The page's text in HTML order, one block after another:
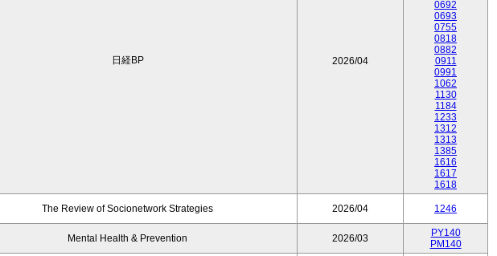
日経BP 2026/04
0692
0693
0755
0818
0882
0911
0991
1062
1130
1184
1233
1312
1313
1385
1616
1617
1618
The Review of Socionetwork Strategies 2026/04 1246
Mental Health & Prevention 2026/03
PY140
PM140